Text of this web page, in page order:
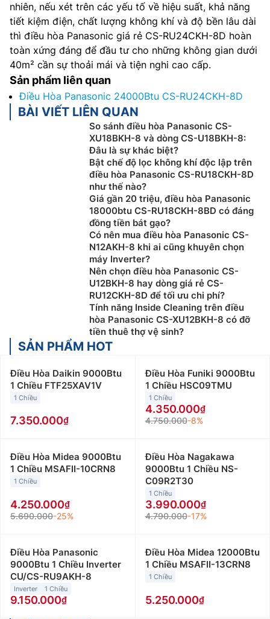
nhiên, nếu xét trên các yếu tố về hiệu suất, khả năng
tiết kiệm điện, chất lượng không khí và độ bền lâu dài
thì điều hòa Panasonic giá rẻ CS-RU24CKH-8D hoàn
toàn xứng đáng để đầu tư cho những không gian dưới
40m² cần sự thoải mái và tiện nghi cao cấp.
Sản phẩm liên quan
Điều Hòa Panasonic 24000Btu CS-RU24CKH-8D
BÀI VIẾT LIÊN QUAN
So sánh điều hòa Panasonic CS-
XU18BKH-8 và dòng CS-U18BKH-8:
Đâu là sự khác biệt?
Bật chế độ lọc không khí độc lập trên
điều hòa Panasonic CS-RU18CKH-8D
như thế nào?
Giá gần 20 triệu, điều hòa Panasonic
18000btu CS-RU18CKH-8BD có đáng
đồng tiền bát gạo?
Có nên mua điều hòa Panasonic CS-
N12AKH-8 khi ai cũng khuyên chọn
máy Inverter?
Nên chọn điều hòa Panasonic CS-
U12BKH-8 hay dòng giá rẻ CS-
RU12CKH-8D để tối ưu chi phí?
Tính năng Inside Cleaning trên điều
hòa Panasonic CS-XU12BKH-8 có đỡ
tiền thuê thợ vệ sinh?
SẢN PHẨM HOT
Điều Hòa Daikin 9000Btu
1 Chiều FTF25XAV1V
1 Chiều
7.350.000
Điều Hòa Funiki 9000Btu
1 Chiều HSC09TMU
1 Chiều
4.350.000
4.750.000-8%
Điều Hòa Midea 9000Btu
1 Chiều MSAFII-10CRN8
1 Chiều
4.250.000
5.690.000-25%
Điều Hòa Nagakawa
9000Btu 1 Chiều NS-
C09R2T30
1 Chiều
3.990.000
4.790.000-17%
Điều Hòa Panasonic
9000Btu 1 Chiều Inverter
CU/CS-RU9AKH-8
Inverter 1 Chiều
9.150.000
Điều Hòa Midea 12000Btu
1 Chiều MSAFII-13CRN8
1 Chiều
5.250.000